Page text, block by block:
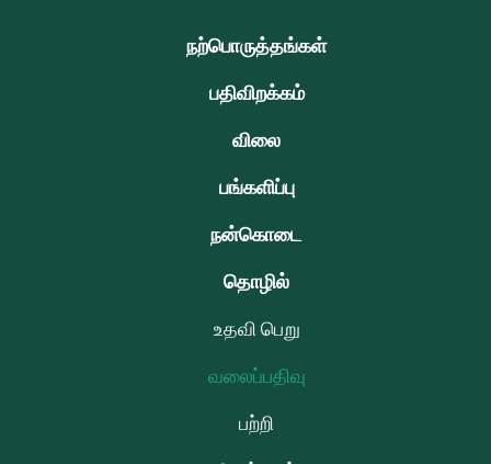
நற்பொருத்தங்கள்
பதிவிறக்கம்
விலை
பங்களிப்பு
நன்கொடை
தொழில்
உதவி பெறு
வலைப்பதிவு
பற்றி